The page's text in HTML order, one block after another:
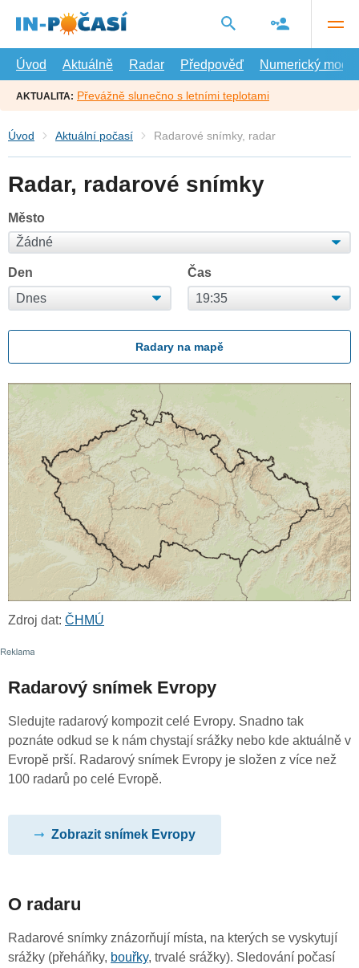
hlavní
Úvod
Aktuálně Radar Předpověď Numerický model
AKTUALITA: Převážně slunečno s letními teplotami
Úvod Aktuální počasí Radarové snímky, radar
Radar, radarové snímky
Město
Den Čas
Radary na mapě
Zdroj dat: ČHMÚ
Radarový snímek Evropy
Sledujte radarový kompozit celé Evropy. Snadno tak
poznáte odkud se k nám chystají srážky nebo kde aktuálně v
Evropě prší. Radarový snímek Evropy je složen z více než
100 radarů po celé Evropě.
Zobrazit snímek Evropy
O radaru
Radarové snímky znázorňují místa, na kterých se vyskytují
srážky (přeháňky, bouřky, trvalé srážky). Sledování počasí